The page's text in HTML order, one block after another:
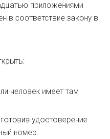
приложениями
в соответствие закону в
человек имеет там
удостоверение
номер.